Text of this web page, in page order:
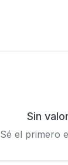
Sin
Sé el primero